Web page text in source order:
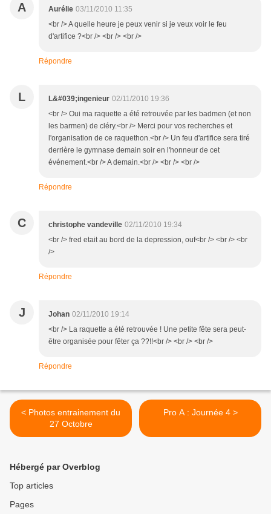
A Aurélie 03/11/2010 11:35
<br /> A quelle heure je peux venir si je veux voir le feu
d'artifice ?<br /> <br /> <br />
Répondre
L L&#039;ingenieur 02/11/2010 19:36
<br /> Oui ma raquette a été retrouvée par les badmen (et non
les barmen) de cléry.<br /> Merci pour vos recherches et
l'organisation de ce raquethon.<br /> Un feu d'artifice sera tiré
derrière le gymnase demain soir en l'honneur de cet
événement.<br /> A demain.<br /> <br /> <br />
Répondre
C christophe vandeville 02/11/2010 19:34
<br /> fred etait au bord de la depression, ouf<br /> <br /> <br
/>
Répondre
J Johan 02/11/2010 19:14
<br /> La raquette a été retrouvée ! Une petite fête sera peut-
être organisée pour fêter ça ??!!<br /> <br /> <br />
Répondre
< Photos entrainement du
27 Octobre
Pro A : Journée 4 >
Hébergé par Overblog
Top articles
Pages